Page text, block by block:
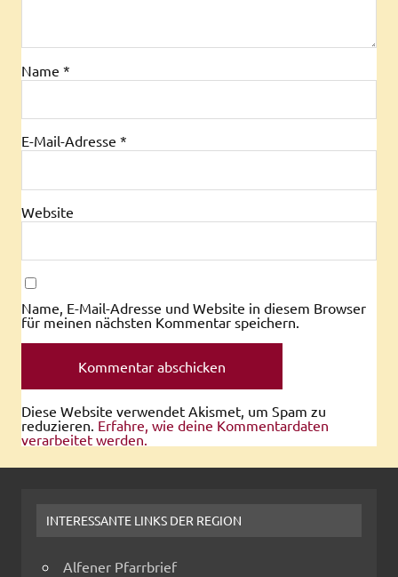
Name *
E-Mail-Adresse *
Website
Name, E-Mail-Adresse und Website in diesem Browser
für meinen nächsten Kommentar speichern.
Diese Website verwendet Akismet, um Spam zu
reduzieren. Erfahre, wie deine Kommentardaten
verarbeitet werden.
INTERESSANTE LINKS DER REGION
Alfener Pfarrbrief